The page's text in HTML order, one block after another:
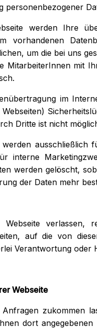
personenbezogener
werden Ihre
vorhandenen
um die bei uns
MitarbeiterInnen mit
im
Dritte ist nicht
ausschließlich
interne
werden gelöscht,
der Daten mehr
verlassen,
auf die von
Verantwortung oder
Webseite
zukommen
dort angegebenen